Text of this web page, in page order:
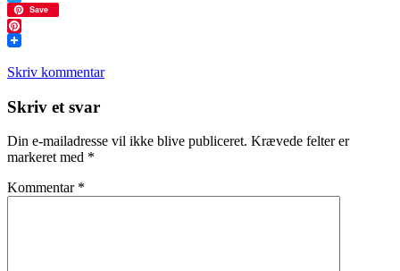
Twitter
Save
Pinterest
Skriv kommentar
Læserinteraktioner
Skriv et svar
Din e-mailadresse vil ikke blive publiceret. Krævede felter er
markeret med *
Kommentar *